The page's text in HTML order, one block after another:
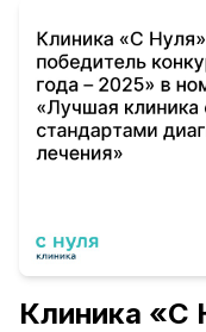
Клиника «С